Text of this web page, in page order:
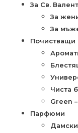
За Св.
За
За
Почистващи
Чиста
Green
Парфюми